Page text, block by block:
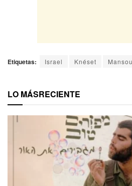
Etiquetas: Israel Knéset
LO MÁSRECIENTE